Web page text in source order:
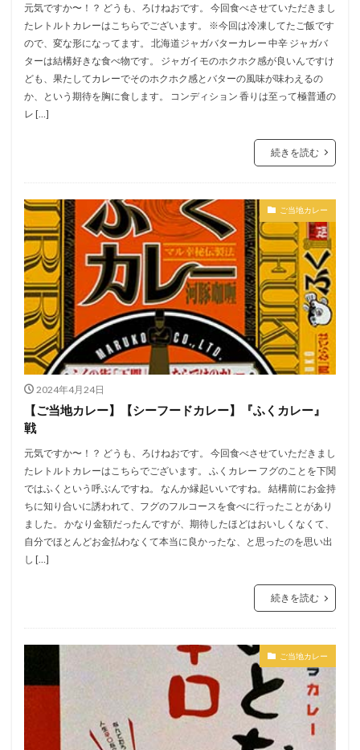
元気ですか〜！？ どうも、ろけねおです。 今回食べさせていただきまし
たレトルトカレーはこちらでございます。 ※今回は冷凍してたご飯です
ので、変な形になってます。 北海道ジャガバターカレー 中辛 ジャガバ
ターは結構好きな食べ物です。 ジャガイモのホクホク感が良いんですけ
ども、果たしてカレーでそのホクホク感とバターの風味が味わえるの
か、という期待を胸に食します。 コンディション 香りは至って極普通の
レ […]
続きを読む
ご当地カレー
2024年4月24日
【ご当地カレー】【シーフードカレー】『ふくカレー』
戦
元気ですか〜！？ どうも、ろけねおです。 今回食べさせていただきまし
たレトルトカレーはこちらでございます。 ふくカレー フグのことを下関
ではふくという呼ぶんですね。 なんか縁起いいですね。 結構前にお金持
ちに知り合いに誘われて、フグのフルコースを食べに行ったことがあり
ました。 かなり金額だったんですが、期待したほどはおいしくなくて、
自分でほとんどお金払わなくて本当に良かったな、と思ったのを思い出
し […]
続きを読む
ご当地カレー